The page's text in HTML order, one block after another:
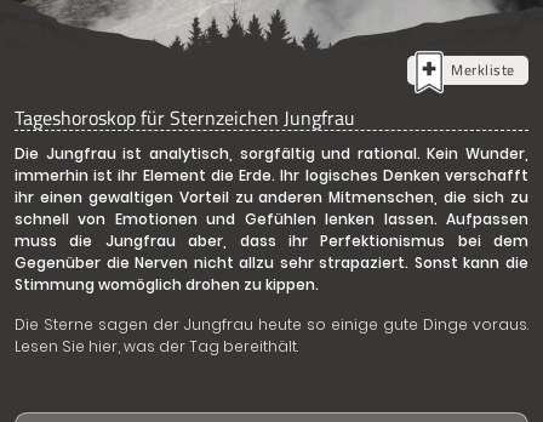
Merkliste
Tageshoroskop für Sternzeichen Jungfrau
Die Jungfrau ist analytisch, sorgfältig und rational. Kein Wunder,
immerhin ist ihr Element die Erde. Ihr logisches Denken verschafft
ihr einen gewaltigen Vorteil zu anderen Mitmenschen, die sich zu
schnell von Emotionen und Gefühlen lenken lassen. Aufpassen
muss die Jungfrau aber, dass ihr Perfektionismus bei dem
Gegenüber die Nerven nicht allzu sehr strapaziert. Sonst kann die
Stimmung womöglich drohen zu kippen.
Die Sterne sagen der Jungfrau heute so einige gute Dinge voraus.
Lesen Sie hier, was der Tag bereithält.